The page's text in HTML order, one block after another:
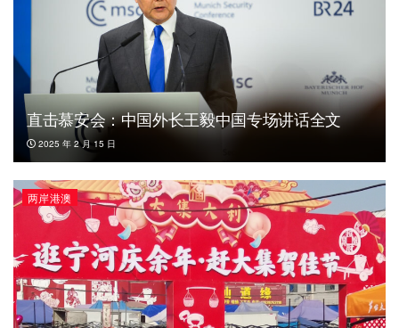
直击慕安会：中国外长王毅中国专场讲话全文
2025 年 2 月 15 日
两岸港澳